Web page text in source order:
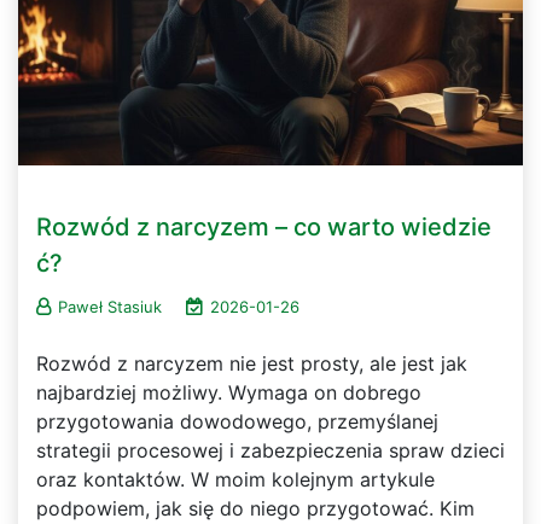
Rozwód z narcyzem – co warto wiedzie
ć?
Paweł Stasiuk 2026-01-26
Rozwód z narcyzem nie jest prosty, ale jest jak
najbardziej możliwy. Wymaga on dobrego
przygotowania dowodowego, przemyślanej
strategii procesowej i zabezpieczenia spraw dzieci
oraz kontaktów. W moim kolejnym artykule
podpowiem, jak się do niego przygotować. Kim